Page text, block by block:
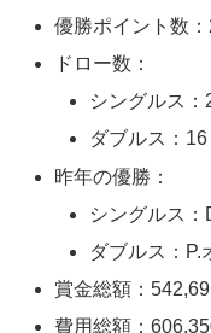
優勝ポイント数
ドロー数：
シングルス：
ダブルス：16
昨年の優勝：
シングルス：
ダブルス：P.
賞金総額：
費用総額：